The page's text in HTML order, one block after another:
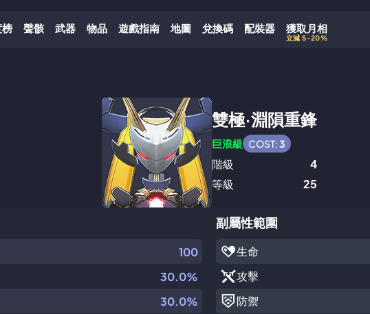
聲骸 武器 物品 遊戲指南 地圖 兌換碼 配裝器 獲取月相
立減 5-20%
雙極·淵隕重鋒
巨浪級 COST:3
階級
4
等級
25
100
30.0%
30.0%
副屬性範圍
生命
攻擊
防禦